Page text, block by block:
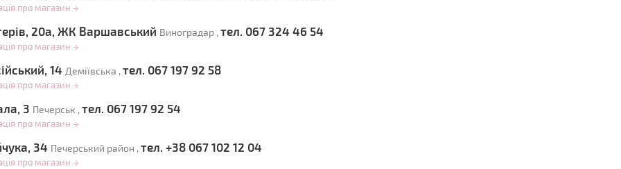
про магазин →
20а, ЖК Варшавський Виноградар , тел. 067 324 46 54
про магазин →
14 Деміївська , тел. 067 197 92 58
про магазин →
3 Печерськ , тел. 067 197 92 54
про магазин →
34 Печерський район , тел. +38 067 102 12 04
про магазин →